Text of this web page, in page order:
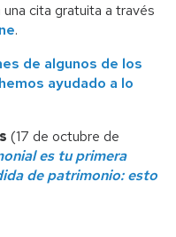
cita gratuita a través
.
de algunos de los
ayudado a lo
(17 de octubre de
es tu primera
de patrimonio: esto